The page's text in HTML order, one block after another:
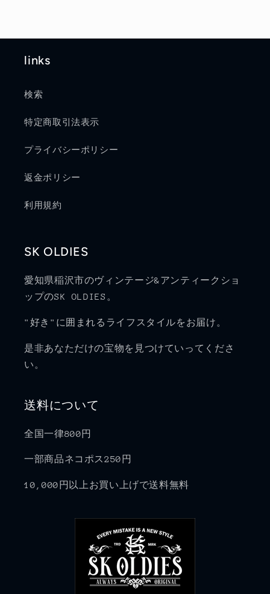
links
検索
特定商取引法表示
プライバシーポリシー
返金ポリシー
利用規約
SK OLDIES
愛知県稲沢市のヴィンテージ&アンティークショ
ップのSK OLDIES。
"好き"に囲まれるライフスタイルをお届け。
是非あなただけの宝物を見つけていってくださ
い。
送料について
全国一律800円
一部商品ネコポス250円
10,000円以上お買い上げで送料無料